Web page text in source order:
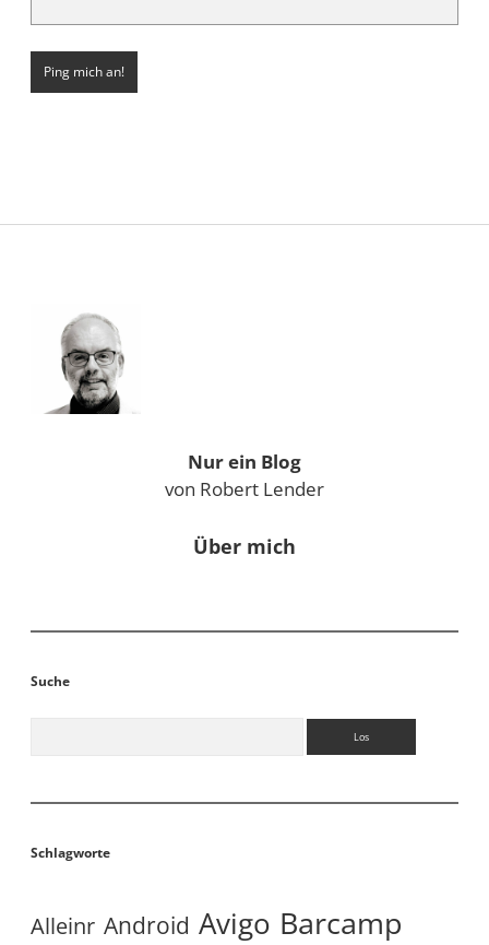
Sidebar
Nur ein Blog
von Robert Lender
Über mich
Suche
Schlagworte
Alleinr Android Avigo Barcamp